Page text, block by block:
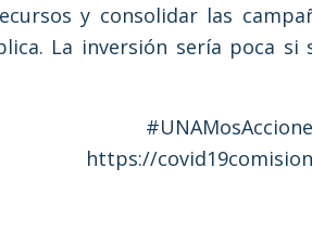
y consolidar las
La inversión sería poca
https://
12 NUEVOS PROYECTOS DE INVESTIGACIÓN